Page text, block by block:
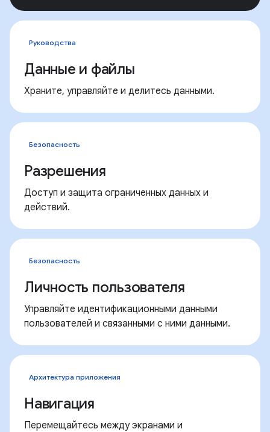
Руководства
Данные и файлы
Храните, управляйте и делитесь данными.
Безопасность
Разрешения
Доступ и защита ограниченных данных и
действий.
Безопасность
Личность пользователя
Управляйте идентификационными данными
пользователей и связанными с ними данными.
Архитектура приложения
Навигация
Перемещайтесь между экранами и